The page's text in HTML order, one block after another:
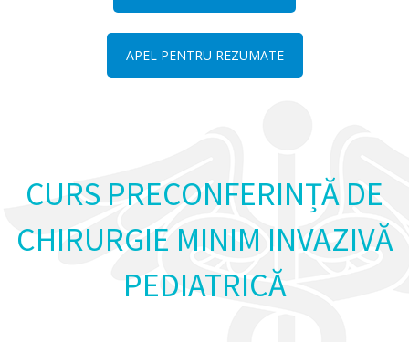
APEL PENTRU REZUMATE
CURS PRECONFERINȚĂ DE
CHIRURGIE MINIM INVAZIVĂ
PEDIATRICĂ